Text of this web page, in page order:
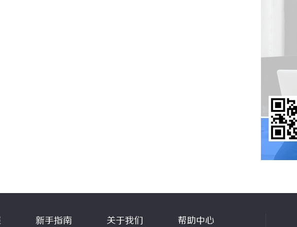
新手指南 关于我们 帮助中心